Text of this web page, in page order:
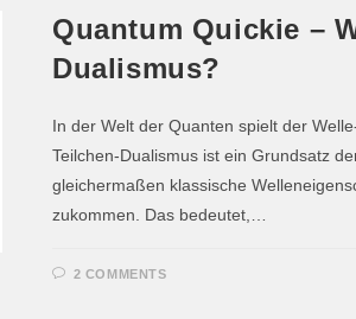
Quantum Quickie –
Dualismus?
In der Welt der Quanten spielt der
Teilchen-Dualismus ist ein Grundsatz
gleichermaßen klassische
zukommen. Das bedeutet,…
2 COMMENTS